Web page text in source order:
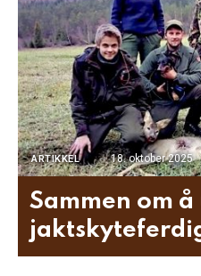
ARTIKKEL 18. oktober 2025
Sammen om